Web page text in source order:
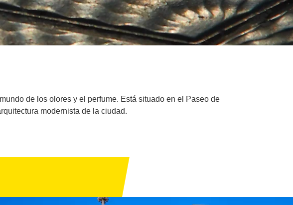
de los olores y el perfume. Está situado en el Paseo de
modernista de la ciudad.